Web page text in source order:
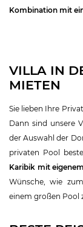
Kombination mit
VILLA IN
MIETEN
Sie lieben Ihre
Dann sind unsere
der Auswahl der
privaten Pool
Karibik mit
Wünsche, wie
einem großen Pool